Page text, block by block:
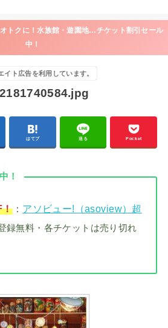
トクに！水族館・遊園地…チケット割引セール
中！
イト広告を利用しています。
はてブ 送る Pocket
！
！： アソビュー!（asoview）超
録無料・各チケットは売り切れ